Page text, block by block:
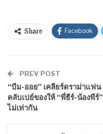
Share Facebook
PREV POST
“บีม-ออย” เคลียร์ดราม่าแฟน
คลับเปย์ของให้ “พี่ธีร์-น้องพีร์”
ไม่เท่ากัน